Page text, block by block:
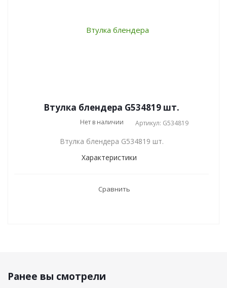
Втулка блендера G534819 шт.
Нет в наличии Артикул: G534819
Втулка блендера G534819 шт.
Характеристики
Сравнить
Ранее вы смотрели